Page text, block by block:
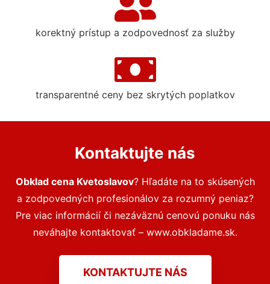
korektný prístup a zodpovednosť za služby
transparentné ceny bez skrytých poplatkov
Kontaktujte nás
Obklad cena Kvetoslavov? Hľadáte na to skúsených
a zodpovedných profesionálov za rozumný peniaz?
Pre viac informácií či nezáväznú cenovú ponuku nás
neváhajte kontaktovať – www.obkladame.sk.
KONTAKTUJTE NÁS